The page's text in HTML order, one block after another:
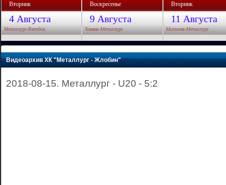
Вторник Воскресенье Вторник
4 Августа 9 Августа 11 Августа
Металлург-Витебск Химик-Металлург Могилев-Металлург
Видеоархив ХК "Металлург - Жлобин"
2018-08-15. Металлург - U20 - 5:2